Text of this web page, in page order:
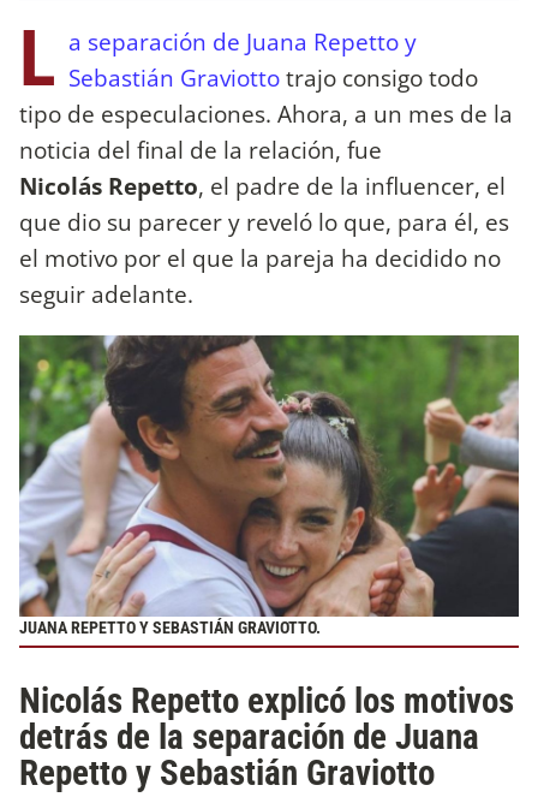
L a separación de Juana Repetto y
Sebastián Graviottotrajo consigo todo
tipo de especulaciones. Ahora, a un mes de la
noticia del final de la relación, fue
Nicolás Repetto, el padre de la influencer, el
que dio su parecer y reveló lo que, para él, es
el motivo por el que la pareja ha decidido no
seguir adelante.
JUANA REPETTO Y SEBASTIÁN GRAVIOTTO.
Nicolás Repetto explicó los motivos
detrás de la separación de Juana
Repetto y Sebastián Graviotto